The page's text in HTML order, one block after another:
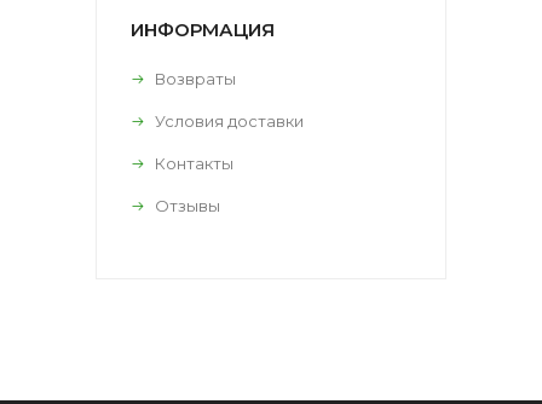
ИНФОРМАЦИЯ
Возвраты
Условия доставки
Контакты
Отзывы